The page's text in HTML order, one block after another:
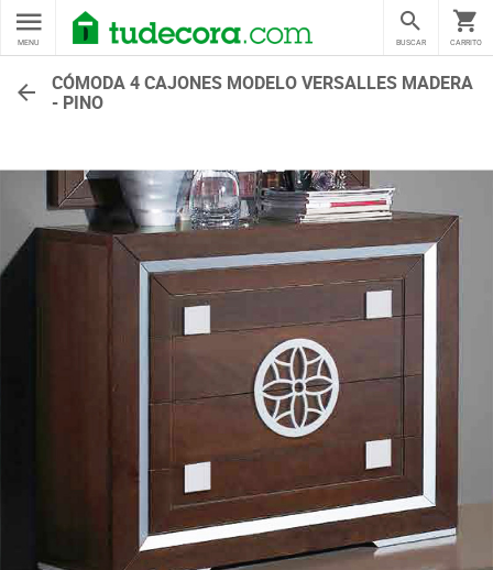
MENU CARRITO
BUSCAR
CÓMODA 4 CAJONES MODELO VERSALLES MADERA
- PINO